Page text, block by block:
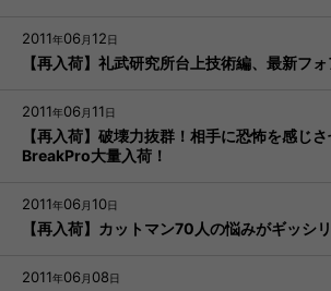
2011年06 月 12日
【再入荷】礼武研究所台上技術編、最新フ
2011年06 月 11日
【再入荷】破壊力抜群！相手に恐怖を感じ
BreakPro大量入荷！
2011年06 月 10日
【再入荷】カットマン70人の悩みがギッシ
2011年06 月 08日